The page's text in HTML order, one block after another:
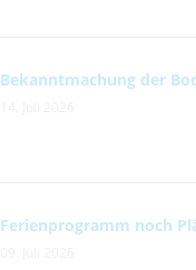
Bekanntmachung der
Ferienprogramm noch